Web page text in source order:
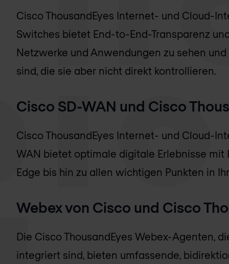
Cisco ThousandEyes Internet- und Cloud-
Switches bietet End-to-End-Transparenz
Netzwerke und Anwendungen zu sehen
sind, die sie aber nicht direkt kontrollieren.
Cisco SD-WAN und Cisco
Cisco ThousandEyes Internet- und Cloud-
WAN bietet optimale digitale Erlebnisse mit
Edge bis hin zu allen wichtigen Punkten in
Webex von Cisco und Cisco
Die Cisco ThousandEyes Webex-Agenten,
integriert sind, bieten umfassende,